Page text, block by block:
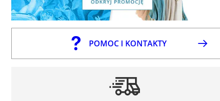
POMOC I KONTAKTY